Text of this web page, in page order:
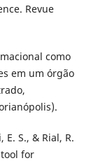
Revue
como
em um órgão
S., & Rial, R.
for